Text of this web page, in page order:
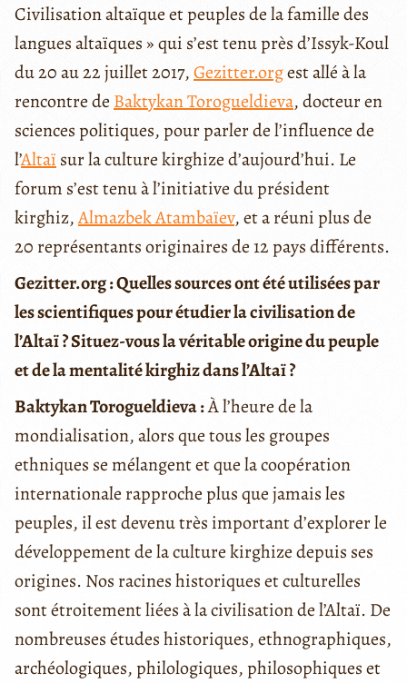
Civilisation altaïque et peuples de la famille des
langues altaïques » qui s’est tenu près d’Issyk-Koul
du 20 au 22 juillet 2017,Gezitter.orgest allé à la
rencontre deBaktykan Torogueldieva, docteur en
sciences politiques, pour parler de l’influence de
l’Altaï sur la culture kirghize d’aujourd’hui. Le
forum s’est tenu à l’initiative du président
kirghiz,Almazbek Atambaïev, et a réuni plus de
20 représentants originaires de 12 pays différents.
Gezitter.org : Quelles sources ont été utilisées par
les scientifiques pour étudier la civilisation de
l’Altaï ? Situez-vous la véritable origine du peuple
et de la mentalité kirghiz dans l’Altaï ?
Baktykan Torogueldieva :À l’heure de la
mondialisation, alors que tous les groupes
ethniques se mélangent et que la coopération
internationale rapproche plus que jamais les
peuples, il est devenu très important d’explorer le
développement de la culture kirghize depuis ses
origines. Nos racines historiques et culturelles
sont étroitement liées à la civilisation de l’Altaï. De
nombreuses études historiques, ethnographiques,
archéologiques, philologiques, philosophiques et